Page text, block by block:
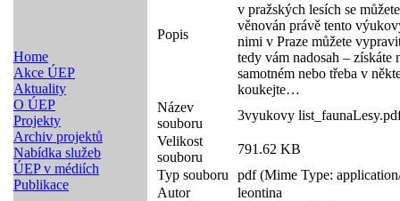
Home
Akce ÚEP
Aktuality
O ÚEP
Projekty
Archiv projektů
Nabídka služeb
ÚEP v médiích
Publikace
Popis
v pražských lesích se
věnován právě tento
nimi v Praze můžete
tedy vám nadosah – získáte
samotném nebo třeba v
koukejte…
Název
souboru
3vyukovy
Velikost
souboru
791.62 KB
Typ souboru
pdf (Mime Type:
Autor
leontina